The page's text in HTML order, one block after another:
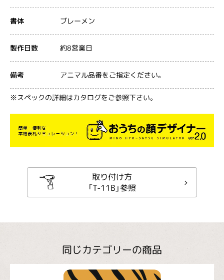
書体 ブレーメン
製作日数 約8営業日
備考 アニマル品番をご指定ください。
※スペックの詳細はカタログをご参照下さい。
取り付け方
「T-11B」参照
同じカテゴリーの商品